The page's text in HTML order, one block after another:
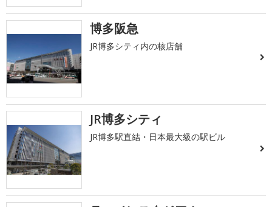
博多阪急
JR博多シティ内の核店舗
JR博多シティ
JR博多駅直結・日本最大級の駅ビル